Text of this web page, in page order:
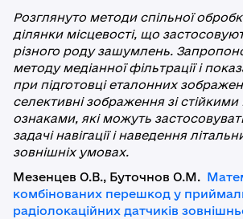
Розглянуто методи спільної
ділянки місцевості, що
різного роду зашумлень.
методу медіанної фільтрації і
при підготовці еталонних
селективні зображення зі
ознаками, які можуть
задачі навігації і наведення
зовнішніх умовах.
Мезенцев О.В., Буточнов О.М.
комбінованих перешкод у
радіолокаційних датчиків